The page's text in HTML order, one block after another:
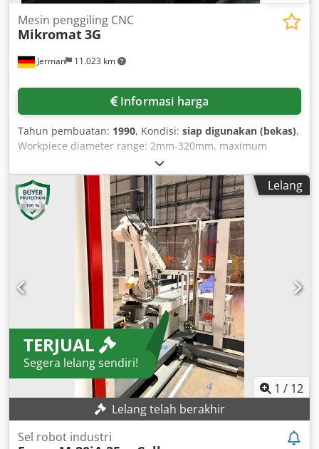
Jerman 11.023 km
Mesin penggiling CNC
Mikromat3G
Informasi harga
Tahun pembuatan: 1990, Kondisi: siap digunakan (bekas),
Workpiece diameter range: 2mm-320mm, maximum
grinding length: 500mm, center distance: 1000mm,
maximum workpiece weight: 150kg. An on-site inspection
is possible. Cjdpfx Akjwmqxwo Tjha
Lelang
TERJUAL
Segera lelang sendiri!
1 / 12
Lelang telah berakhir
Sel robot industri